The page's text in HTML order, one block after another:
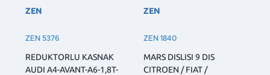
ZEN
ZEN 5376
REDUKTORLU KASNAK
AUDI A4-AVANT-A6-1,8T-
ZEN
ZEN 1840
MARS DISLISI 9 DIS
CITROEN / FIAT /